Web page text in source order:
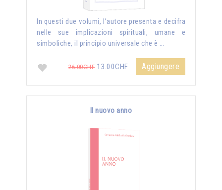
In questi due volumi, l’autore presenta e decifra
nelle sue implicazioni spirituali, umane e
simboliche, il principio universale che è …
26.00CHF 13.00CHF Aggiungere
Il nuovo anno